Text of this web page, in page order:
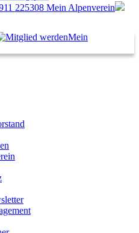
225308 Mein Alpenverein
Mein